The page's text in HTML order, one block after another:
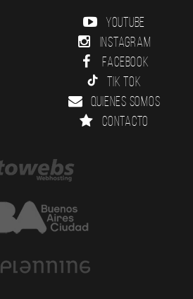
YouTube
Instagram
Facebook
Tik Tok
Quienes somos
Contacto